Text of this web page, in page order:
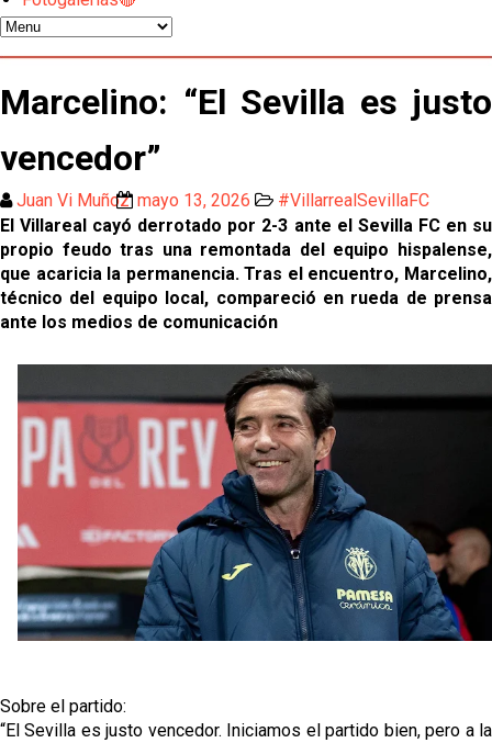
El Sevilla FC oficializa la cesión de Rafa Mir al Aris
de Salónica
Juanlu se marcha traspasado al Bournemouth
Emery quiere pescar en el Atleti , el Villareal ya
tiene nuevo portero y el Getafe mueve ficha... Las
últimas novedades del mercado de La Liga
Vargas y Sow se incorporan al grupo en la sesión
del martes
Odysseas Vlachodimos: “El objetivo es mejorar la
temporada pasada”
El Sevilla FC empieza a inscribir a los nuevos
Opinión | "Carta abierta a Alberto Flores" por Rafa
García
Análisis I Quién es y cómo juega Fran González
Endrick y Marc Bernal protagonizan las ofertas más
destacadas del día
Diomande ya es madridista mientras Rodri agita el
OFICIAL | Juanlu se marcha al Bournemouth
Marcelino: “El Sevilla es justo
vencedor”
Juan Vi Muñoz mayo 13, 2026
#VillarrealSevillaFC
El Villareal cayó derrotado por 2-3 ante el Sevilla FC en su
propio feudo tras una remontada del equipo hispalense,
que acaricia la permanencia. Tras el encuentro, Marcelino,
técnico del equipo local, compareció en rueda de prensa
ante los medios de comunicación
Sobre el partido:
“El Sevilla es justo vencedor. Iniciamos el partido bien, pero a la